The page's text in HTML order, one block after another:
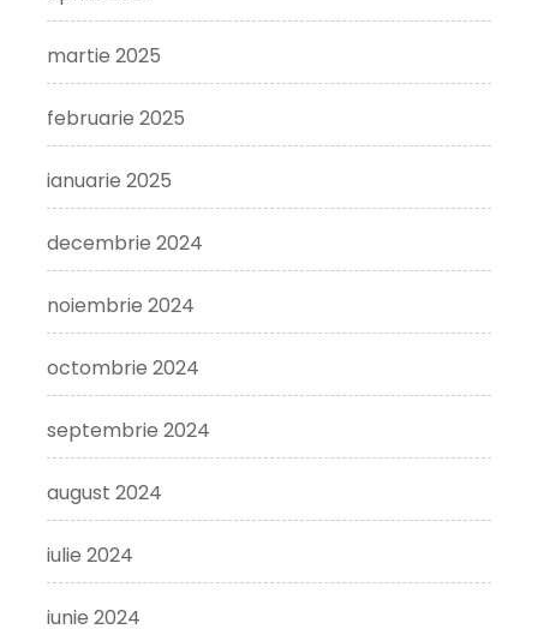
martie 2025
februarie 2025
ianuarie 2025
decembrie 2024
noiembrie 2024
octombrie 2024
septembrie 2024
august 2024
iulie 2024
iunie 2024